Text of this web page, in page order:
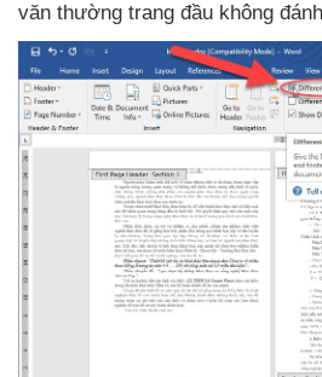
văn thường trang đầu không